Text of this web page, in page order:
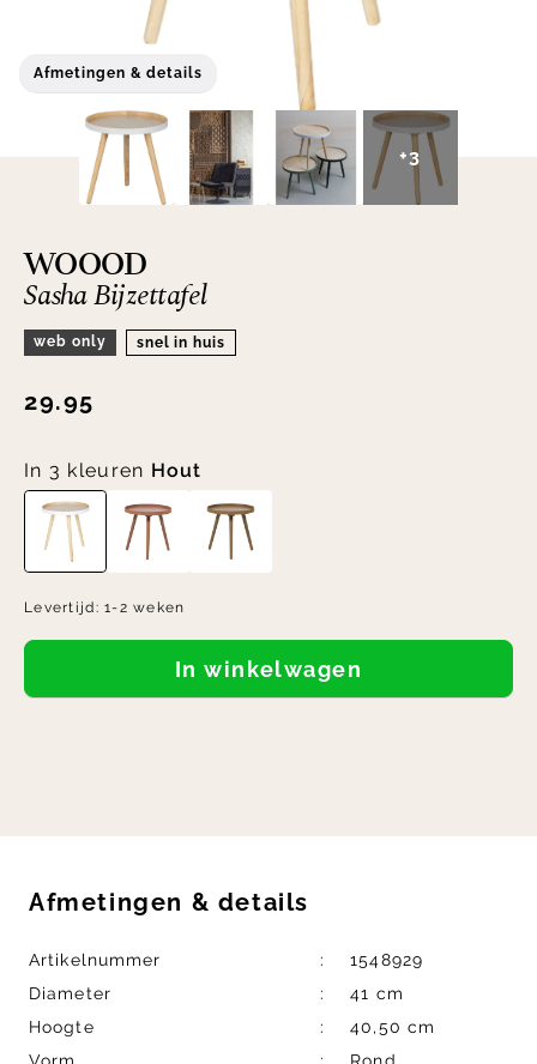
Afmetingen & details
+3
WOOOD
Sasha Bijzettafel
web only snel in huis
29.95
In 3 kleuren Hout
Levertijd:1-2 weken
In winkelwagen
Afmetingen & details
Artikelnummer
1548929
Diameter
41 cm
Hoogte
40,50 cm